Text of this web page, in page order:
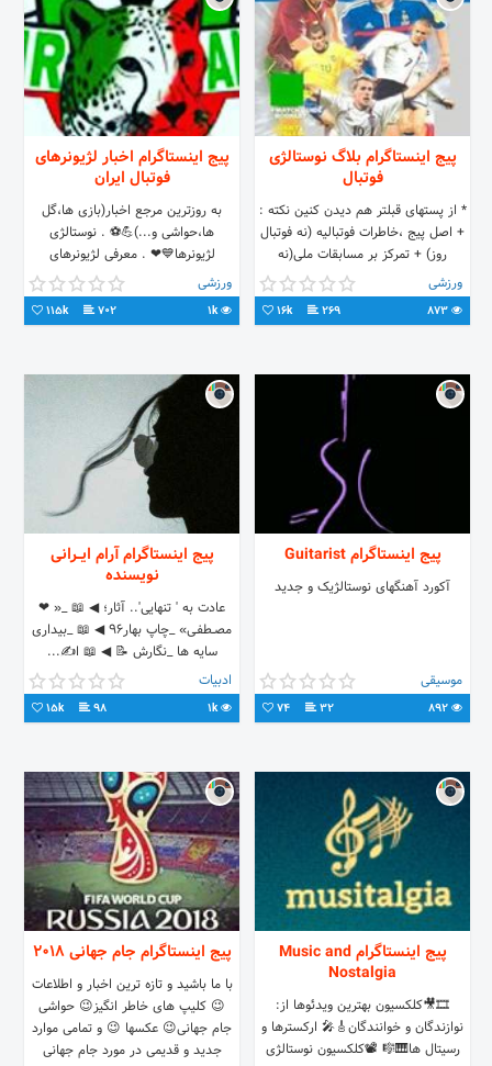
پیج اینستاگرام بلاگ نوستالژی
فوتبال
* از پستهای قبلتر هم دیدن کنین نکته :
+ اصل پیج ،خاطرات فوتبالیه (نه فوتبال
روز) + تمرکز بر مسابقات ملی(نه
باشگاهی) visit our site (: آدرس
سایت ما )
ورزشی
269
16k
پیج اینستاگرام اخبار لژیونرهای
فوتبال ایران
به روزترین مرجع اخبار(بازی ها،گل
ها،حواشی و...)💪⚽ . نوستالژی
لژیونرها💙❤ . معرفی لژیونرهای
ناشناخته🏃 . تبلیغات ==دایرکت👍
ورزشی
1k
702
115k
پیج اینستاگرام Guitarist
آکورد آهنگهای نوستالژیک و جدید
موسیقی
32
74
پیج اینستاگرام آرام ایــرانی
نویسنده
عادت به ' تنهایی'.. آثار؛ ◀ 📖 _« ❤
مصــطفـی» _چاپ بهار۹۶ ◀ 📖 _بیداری
سایه ها _نگارش 📝 ◀ 📖 ا✍...
Aramsalarizarabadi ▶️ aram irani
️◀
ادبیات
1k
98
15k
پیج اینستاگرام Music and
Nostalgia
🎞🎥کلکسیون بهترین ویدئوها از:
نوازندگان و خوانندگان🎸🎤 ارکسترها و
رسیتال ها🎹🎼 📽کلکسیون نوستالژی
پیج اینستاگرام جام جهانی 2018
با ما باشید و تازه ترین اخبار و اطلاعات
😉 کلیپ های خاطر انگیز😉 حواشی
جام جهانی😉 عکسها 😉 و تمامی موارد
جدید و قدیمی در مورد جام جهانی